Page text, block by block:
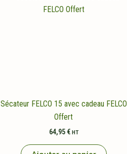
Sécateur FELCO 15 avec cadeau FELCO
Offert
64,95 € HT